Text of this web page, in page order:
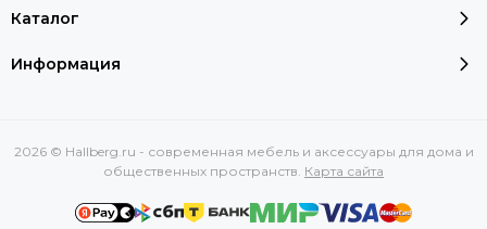
Каталог
Информация
2026 © Hallberg.ru - современная мебель и аксессуары для дома и
общественных пространств. Карта сайта